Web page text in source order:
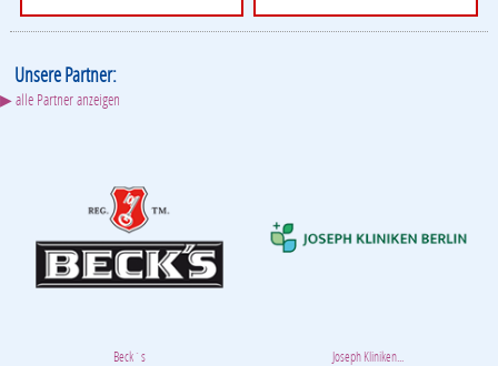
Unsere Partner:
▶ alle Partner anzeigen
Beck´s Joseph Kliniken...